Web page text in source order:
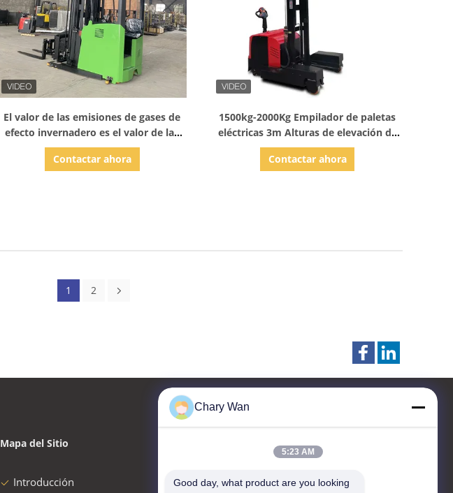
El valor de las emisiones de gases de
efecto invernadero es el valor de las
emisiones de gases de efecto
invernadero.
Contactar ahora
1500kg-2000Kg Empilador de paletas
eléctricas 3m Alturas de elevación de
múltiples direcciones pasillo estrecho
Contactar ahora
1 2
Mapa del Sitio
Introducción
Contactar Ahora
Taizhou Kayond Machinery
Chary Wan
5:23 AM
Good day, what product are you looking